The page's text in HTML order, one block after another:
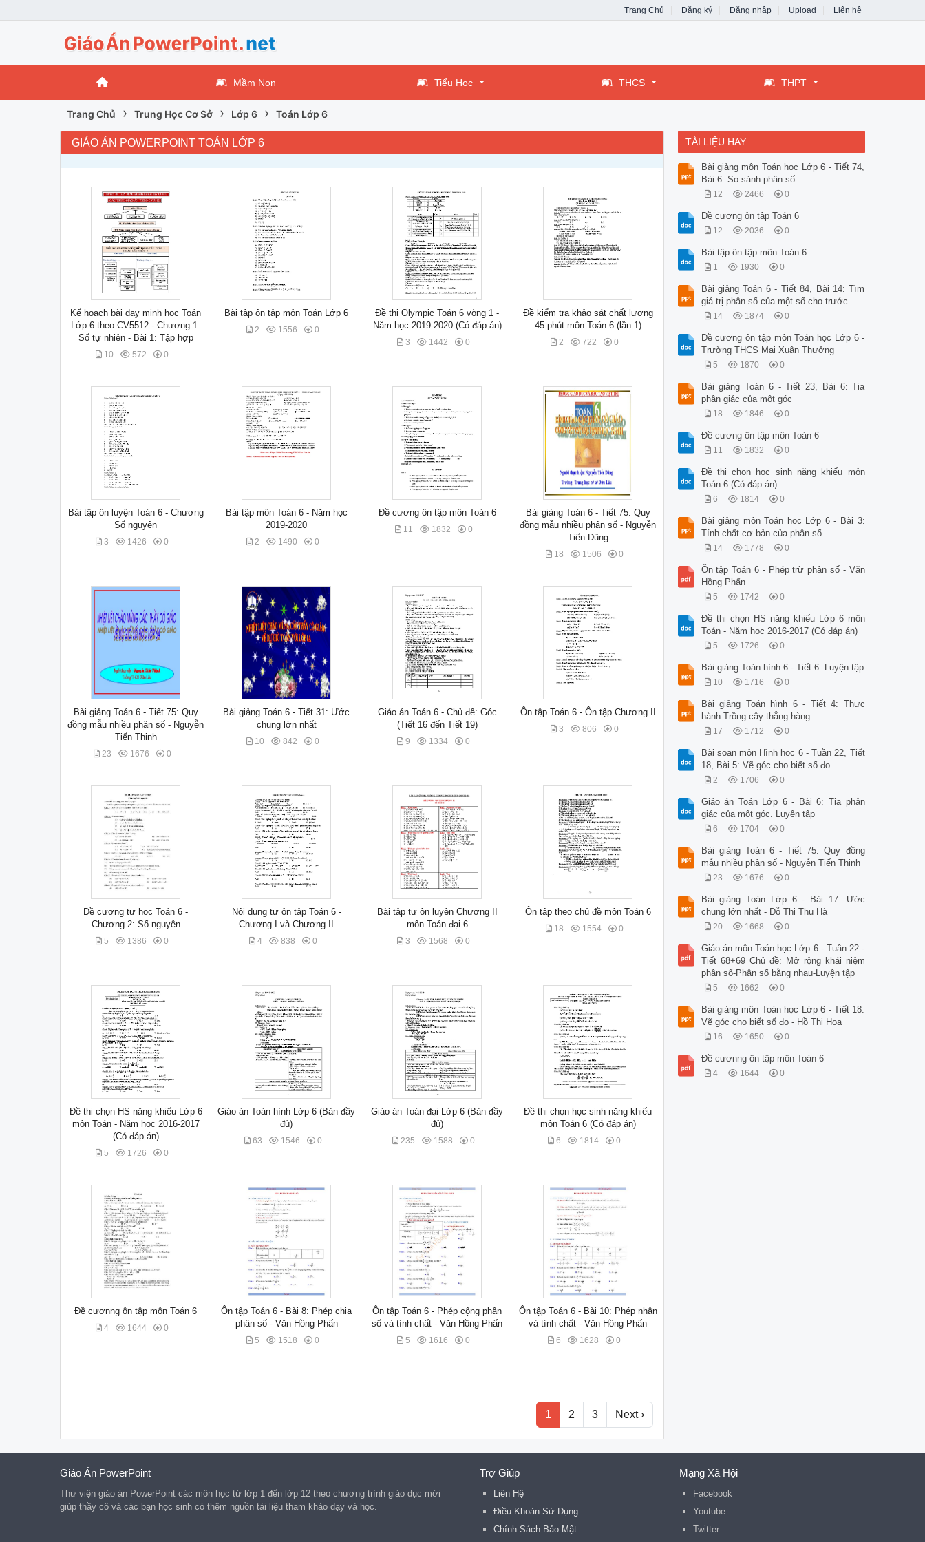
Trang Chủ Đăng ký Đăng nhập Upload Liên hệ
Mầm Non Tiểu Học THCS THPT
Trang Chủ › Trung Học Cơ Sở › Lớp 6 › Toán Lớp 6
GIÁO ÁN POWERPOINT TOÁN LỚP 6
Kế hoạch bài dạy minh học Toán
Lớp 6 theo CV5512 - Chương 1:
Số tự nhiên - Bài 1: Tập hợp
10 572 0
Bài tập ôn tập môn Toán Lớp 6
2 1556 0
Đề thi Olympic Toán 6 vòng 1 -
Năm học 2019-2020 (Có đáp án)
3 1442 0
Đề kiểm tra khảo sát chất lượng
45 phút môn Toán 6 (lần 1)
2 722 0
Bài tập ôn luyện Toán 6 - Chương
Số nguyên
3 1426 0
Bài tập môn Toán 6 - Năm học
2019-2020
2 1490 0
Đề cương ôn tập môn Toán 6
11 1832 0
Bài giảng Toán 6 - Tiết 75: Quy
đồng mẫu nhiều phân số - Nguyễn
Tiến Dũng
18 1506 0
Bài giảng Toán 6 - Tiết 75: Quy
đồng mẫu nhiều phân số - Nguyễn
Tiến Thịnh
23 1676 0
Bài giảng Toán 6 - Tiết 31: Ước
chung lớn nhất
10 842 0
Giáo án Toán 6 - Chủ đề: Góc
(Tiết 16 đến Tiết 19)
9 1334 0
Ôn tập Toán 6 - Ôn tập Chương II
3 806 0
Đề cương tự học Toán 6 -
Chương 2: Số nguyên
5 1386 0
Nội dung tự ôn tập Toán 6 -
Chương I và Chương II
4 838 0
Bài tập tự ôn luyện Chương II
môn Toán đại 6
3 1568 0
Ôn tập theo chủ đề môn Toán 6
18 1554 0
Đề thi chọn HS năng khiếu Lớp 6
môn Toán - Năm học 2016-2017
(Có đáp án)
5 1726 0
Giáo án Toán hình Lớp 6 (Bản đầy
đủ)
63 1546 0
Giáo án Toán đại Lớp 6 (Bản đầy
đủ)
235 1588 0
Đề thi chọn học sinh năng khiếu
môn Toán 6 (Có đáp án)
6 1814 0
Đề cươnng ôn tập môn Toán 6
4 1644 0
Ôn tập Toán 6 - Bài 8: Phép chia
phân số - Văn Hồng Phấn
5 1518 0
Ôn tập Toán 6 - Phép cộng phân
số và tính chất - Văn Hồng Phấn
5 1616 0
Ôn tập Toán 6 - Bài 10: Phép nhân
và tính chất - Văn Hồng Phấn
6 1628 0
1 2 3 Next ›
TÀI LIỆU HAY
Bài giảng môn Toán học Lớp 6 - Tiết 74,
Bài 6: So sánh phân số
12 2466 0
Đề cương ôn tập Toán 6
12 2036 0
Bài tập ôn tập môn Toán 6
1 1930 0
Bài giảng Toán 6 - Tiết 84, Bài 14: Tìm
giá trị phân số của một số cho trước
14 1874 0
Đề cương ôn tập môn Toán học Lớp 6 -
Trường THCS Mai Xuân Thưởng
5 1870 0
Bài giảng Toán 6 - Tiết 23, Bài 6: Tia
phân giác của một góc
18 1846 0
Đề cương ôn tập môn Toán 6
11 1832 0
Đề thi chọn học sinh năng khiếu môn
Toán 6 (Có đáp án)
6 1814 0
Bài giảng môn Toán học Lớp 6 - Bài 3:
Tính chất cơ bản của phân số
14 1778 0
Ôn tập Toán 6 - Phép trừ phân số - Văn
Hồng Phấn
5 1742 0
Đề thi chọn HS năng khiếu Lớp 6 môn
Toán - Năm học 2016-2017 (Có đáp án)
5 1726 0
Bài giảng Toán hình 6 - Tiết 6: Luyện tập
10 1716 0
Bài giảng Toán hình 6 - Tiết 4: Thực
hành Trồng cây thẳng hàng
17 1712 0
Bài soạn môn Hình học 6 - Tuần 22, Tiết
18, Bài 5: Vẽ góc cho biết số đo
2 1706 0
Giáo án Toán Lớp 6 - Bài 6: Tia phân
giác của một góc. Luyện tập
6 1704 0
Bài giảng Toán 6 - Tiết 75: Quy đồng
mẫu nhiều phân số - Nguyễn Tiến Thịnh
23 1676 0
Bài giảng Toán Lớp 6 - Bài 17: Ước
chung lớn nhất - Đỗ Thị Thu Hà
20 1668 0
Giáo án môn Toán học Lớp 6 - Tuần 22 -
Tiết 68+69 Chủ đề: Mở rộng khái niệm
phân số-Phân số bằng nhau-Luyện tập
5 1662 0
Bài giảng môn Toán học Lớp 6 - Tiết 18:
Vẽ góc cho biết số đo - Hồ Thị Hoa
16 1650 0
Đề cươnng ôn tập môn Toán 6
4 1644 0
Giáo Án PowerPoint
Thư viện giáo án PowerPoint các môn học từ lớp 1 đến lớp 12 theo chương trình giáo dục mới
giúp thầy cô và các bạn học sinh có thêm nguồn tài liệu tham khảo dạy và học.
Trợ Giúp
Liên Hệ
Điều Khoản Sử Dụng
Chính Sách Bảo Mật
Mạng Xã Hội
Facebook
Youtube
Twitter